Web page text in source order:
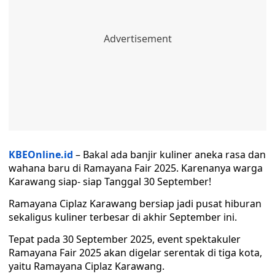
KBEOnline.id – Bakal ada banjir kuliner aneka rasa dan
wahana baru di Ramayana Fair 2025. Karenanya warga
Karawang siap- siap Tanggal 30 September!
Ramayana Ciplaz Karawang bersiap jadi pusat hiburan
sekaligus kuliner terbesar di akhir September ini.
Tepat pada 30 September 2025, event spektakuler
Ramayana Fair 2025 akan digelar serentak di tiga kota,
yaitu Ramayana Ciplaz Karawang.